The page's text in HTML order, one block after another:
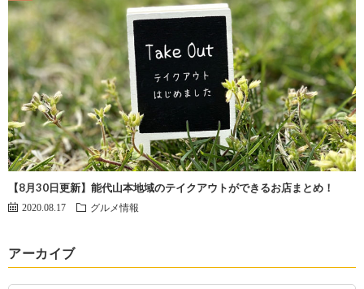
【8月30日更新】能代山本地域のテイクアウトができるお店まとめ！
2020.08.17 グルメ情報
アーカイブ